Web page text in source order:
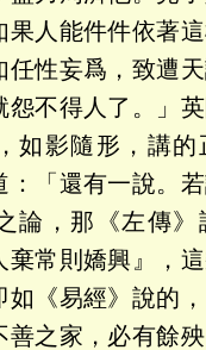
果人能件件依著
任性妄爲，致遭
怨不得人了。」
如影隨形，講的
：「還有一說。
論，那《左傳》
棄常則嬌興』，
《易經》說的，
之家，必有餘殃